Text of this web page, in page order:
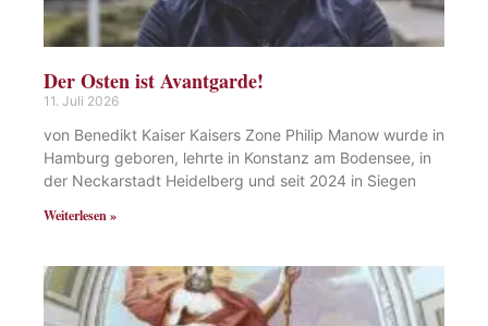
Der Osten ist Avantgarde!
11. Juli 2026
von Benedikt Kaiser Kaisers Zone Philip Manow wurde in
Hamburg geboren, lehrte in Konstanz am Bodensee, in
der Neckarstadt Heidelberg und seit 2024 in Siegen
Weiterlesen »